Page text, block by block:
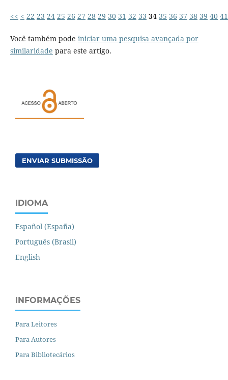
<< < 22 23 24 25 26 27 28 29 30 31 32 33 34 35 36 37 38 39 40 41
Você também pode iniciar uma pesquisa avançada por
similaridade para este artigo.
ENVIAR SUBMISSÃO
IDIOMA
Español (España)
Português (Brasil)
English
INFORMAÇÕES
Para Leitores
Para Autores
Para Bibliotecários